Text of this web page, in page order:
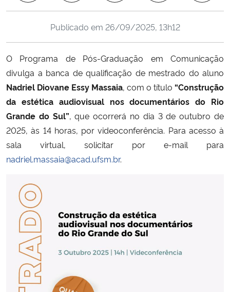
Ministério de Minas e Energia
Ministério da Ciência, Tecnologia, Inovações e Comunicações
Ministério do Meio Ambiente
Ministério do Turismo
Controladoria-Geral da União
Ministério da Mulher, da Família e dos Direitos Humanos
Secretaria-Geral
Secretaria de Governo
Publicado em 26/09/2025, 13h12
O Programa de Pós-Graduação em Comunicação
divulga a banca de qualificação de mestrado do aluno
Nadriel Diovane Essy Massaia, com o título “Construção
da estética audiovisual nos documentários do Rio
Grande do Sul”, que ocorrerá no dia 3 de outubro de
2025, às 14 horas, por videoconferência. Para acesso à
sala virtual, solicitar por e-mail para
nadriel.massaia@acad.ufsm.br.